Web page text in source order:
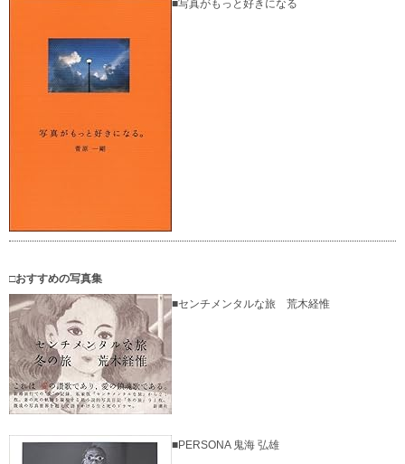
■写真がもっと好きになる
□おすすめの写真集
■センチメンタルな旅 荒木経惟
■PERSONA 鬼海 弘雄